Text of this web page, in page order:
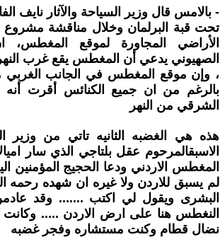
- بالامس قال وزير السياحة والآثار نايف
تحت قبة البرلمان وخلال مناقشة مشروع
الأراضي المجاورة لموقع المغطس،
الصهيوني يدعي أن المغطس يقع غرب النهر
، وإن موقع المغطس في الجانب الغربي
بالرغم من ان جميع الكنائس أقرت أنه
الشرقي من النهر
هذه هي الغضبه الثانيه تاتي من وزير
الاسبقالمرحوم عقل بلتاجي الذي سار
المغطس الاردني ودعا الحجيج المؤمنين
لم يسبق للاردن ولا غيره ان شهده رحمه
البشرى ويقول لي اكتب ....... وقد عادمن
النغطس هنا على ارض الاردن ..... وكانت
نضال قطام وكنت مستشاره وفجر غضبه